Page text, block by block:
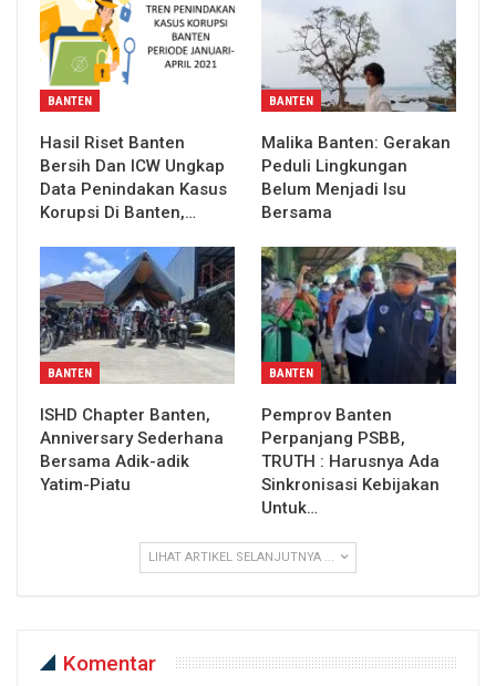
BANTEN
Hasil Riset Banten
Bersih Dan ICW Ungkap
Data Penindakan Kasus
Korupsi Di Banten,…
BANTEN
Malika Banten: Gerakan
Peduli Lingkungan
Belum Menjadi Isu
Bersama
BANTEN
ISHD Chapter Banten,
Anniversary Sederhana
Bersama Adik-adik
Yatim-Piatu
BANTEN
Pemprov Banten
Perpanjang PSBB,
TRUTH : Harusnya Ada
Sinkronisasi Kebijakan
Untuk…
LIHAT ARTIKEL SELANJUTNYA ...
Komentar